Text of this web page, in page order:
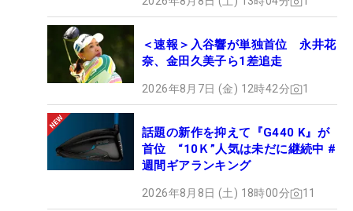
＜速報＞入谷響が単独首位 永井花
奈、金田久美子ら1差追走
2026年8月7日 (金) 12時42分 1
話題の新作を抑えて『G440 K』が
首位 “10Ｋ”人気は未だに継続中 #
週間ギアランキング
2026年8月8日 (土) 18時00分 11